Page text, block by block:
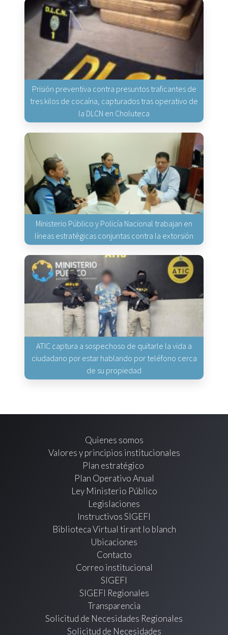
Prisión preventiva contra presuntos traficantes de
tres kilos de cocaína, capturados tras operativo de
la DLCN en Choluteca
Ministerio Público y Policía Nacional trabajan en
líneas estratégicas conjuntas contra la extorsión
ATIC captura a sospechoso de quitarle la vida a
ciudadano por estar hablando por teléfono cerca
de su propiedad
Quienes somos
Valores y principios institucionales
Plan estratégico
Plan Operativo Anual
Ley Ministerio Público
Legislaciones
Instructivos SIGEFI
Biblioteca Virtual tirant lo blanch
Ubicaciones
Contacto
Correo institucional
SIGEFI
SIGEFI Regionales
Transparencia
Solicitud de Necesidades Regionales
Solicitud de Necesidades